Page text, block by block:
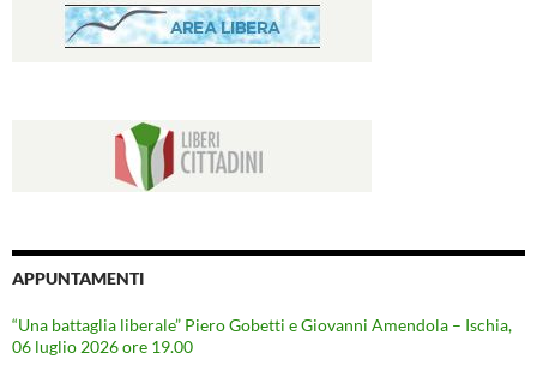
APPUNTAMENTI
“Una battaglia liberale” Piero Gobetti e Giovanni Amendola – Ischia,
06 luglio 2026 ore 19.00